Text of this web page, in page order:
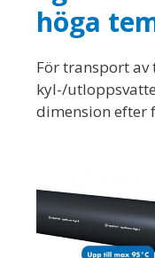
höga
För transport
kyl-/
dimension efter